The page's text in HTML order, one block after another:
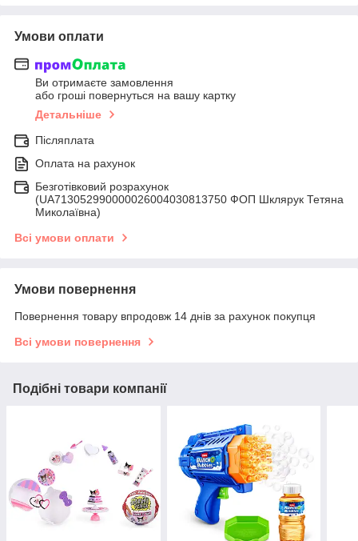
Умови оплати
Ви отримаєте замовлення
або гроші повернуться на вашу картку
Детальніше
Післяплата
Оплата на рахунок
Безготівковий розрахунок
(UA713052990000026004030813750 ФОП Шклярук Тетяна
Миколаївна)
Всі умови оплати
Умови повернення
Повернення товару впродовж 14 днів за рахунок покупця
Всі умови повернення
Подібні товари компанії